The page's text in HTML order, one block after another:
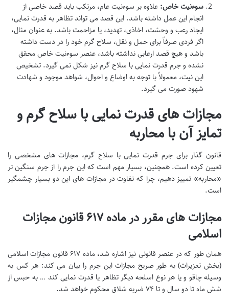
سوءنیت خاص: علاوه بر سوءنیت عام، مرتکب باید قصد خاصی از
انجام این عمل داشته باشد. این قصد می تواند تظاهر به قدرت نمایی،
ایجاد رعب و وحشت، اخاذی، تهدید، یا مزاحمت باشد. به عنوان مثال،
اگر فردی صرفاً برای حمل و نقل، سلاح گرم خود را در دست داشته
باشد و هیچ قصد ارعابی نداشته باشد، عنصر سوءنیت خاص محقق
نشده و جرم قدرت نمایی با سلاح گرم نیز شکل نمی گیرد. تشخیص
این نیت، معمولاً با توجه به اوضاع و احوال، شواهد موجود و شهادت
شهود صورت می گیرد.
مجازات های قدرت نمایی با سلاح گرم و
تمایز آن با محاربه
قانون گذار برای جرم قدرت نمایی با سلاح گرم، مجازات های مشخصی را
تعیین کرده است. همچنین، بسیار مهم است که این جرم را از جرم سنگین تر
«محاربه» تمییز دهیم، چرا که تفاوت در مجازات های این دو بسیار چشمگیر
است.
مجازات های مقرر در ماده ۶۱۷ قانون مجازات
اسلامی
همان طور که در عنصر قانونی نیز اشاره شد، ماده ۶۱۷ قانون مجازات اسلامی
(بخش تعزیرات) به طور صریح مجازات این جرم را بیان می کند: هر کس به
وسیله چاقو و یا هر نوع اسلحه دیگر تظاهر یا قدرت نمایی کند … به حبس از
شش ماه تا دو سال و تا ۷۴ ضربه شلاق محکوم خواهد شد.